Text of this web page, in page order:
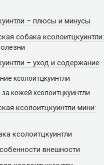
– плюсы и минусы
собака ксолоитцкуинтли:
– уход и содержание
ксолоитцкуинтли
за кожей ксолоитцкуинтли
ксолоитцкуинтли мини:
ксолоитцкуинтли
внешности